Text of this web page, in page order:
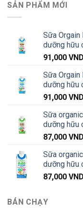
SẢN PHẨM MỚI
Sữa
dưỡng hữu
91,000 VND
Sữa
dưỡng hữu
91,000 VND
Sữa
dưỡng hữu
87,000 VND
Sữa
dưỡng hữu
87,000 VND
BÁN CHẠY